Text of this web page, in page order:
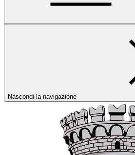
Nascondi la navigazione